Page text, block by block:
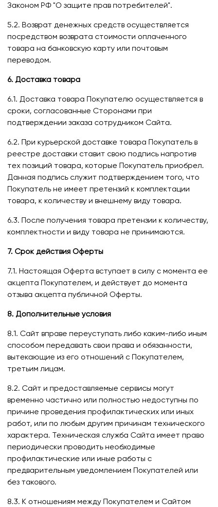
Законом РФ "О защите прав потребителей".
5.2. Возврат денежных средств осуществляется
посредством возврата стоимости оплаченного
товара на банковскую карту или почтовым
переводом.
6. Доставка товара
6.1. Доставка товара Покупателю осуществляется в
сроки, согласованные Сторонами при
подтверждении заказа сотрудником Сайта.
6.2. При курьерской доставке товара Покупатель в
реестре доставки ставит свою подпись напротив
тех позиций товара, которые Покупатель приобрел.
Данная подпись служит подтверждением того, что
Покупатель не имеет претензий к комплектации
товара, к количеству и внешнему виду товара.
6.3. После получения товара претензии к количеству,
комплектности и виду товара не принимаются.
7. Срок действия Оферты
7.1. Настоящая Оферта вступает в силу с момента ее
акцепта Покупателем, и действует до момента
отзыва акцепта публичной Оферты.
8. Дополнительные условия
8.1. Сайт вправе переуступать либо каким-либо иным
способом передавать свои права и обязанности,
вытекающие из его отношений с Покупателем,
третьим лицам.
8.2. Сайт и предоставляемые сервисы могут
временно частично или полностью недоступны по
причине проведения профилактических или иных
работ, или по любым другим причинам технического
характера. Техническая служба Сайта имеет право
периодически проводить необходимые
профилактические или иные работы с
предварительным уведомлением Покупателей или
без такового.
8.3. К отношениям между Покупателем и Сайтом